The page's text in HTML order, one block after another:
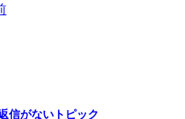
信がないトピック